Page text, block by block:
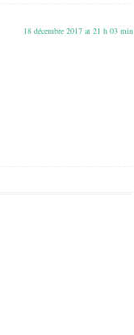
18 décembre 2017 at 21 h 03 min